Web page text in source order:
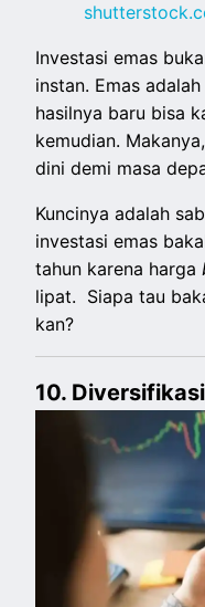
Investasi emas
instan. Emas
hasilnya baru bisa
kemudian.
dini demi masa
Kuncinya adalah
investasi emas
tahun karena harga
lipat. Siapa tau
kan?
10.